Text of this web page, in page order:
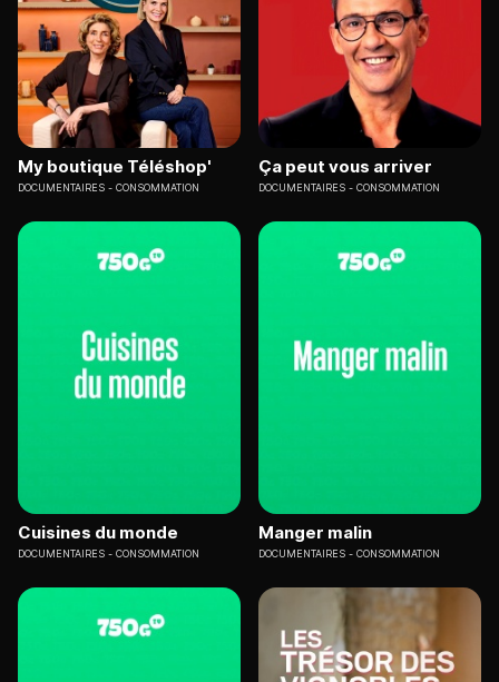
My boutique Téléshop'
DOCUMENTAIRES CONSOMMATION
Ça peut vous arriver
DOCUMENTAIRES CONSOMMATION
Cuisines du monde
DOCUMENTAIRES CONSOMMATION
Manger malin
DOCUMENTAIRES CONSOMMATION